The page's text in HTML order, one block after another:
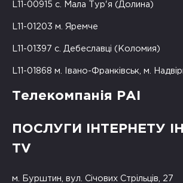
L11-00915 с. Мала Тур'я (Долина)
L11-01203 м. Яремче
L11-01397 с. Дебеславці (Коломия)
L11-01868 м. Івано-Франківськ, м.
Телекомпанія РАІ
ПОСЛУГИ ІНТЕРНЕТУ
TV
м. Бурштин, вул. Січових Стрільців, 27